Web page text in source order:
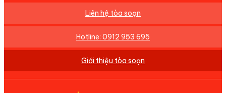
Liên hệ tòa soạn
Hotline: 0912 953 695
Giới thiệu tòa soạn